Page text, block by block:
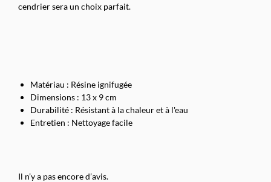
cendrier sera un choix parfait.
Matériau : Résine ignifugée
Dimensions : 13 x 9 cm
Durabilité : Résistant à la chaleur et à l'eau
Entretien : Nettoyage facile
Il n’y a pas encore d’avis.